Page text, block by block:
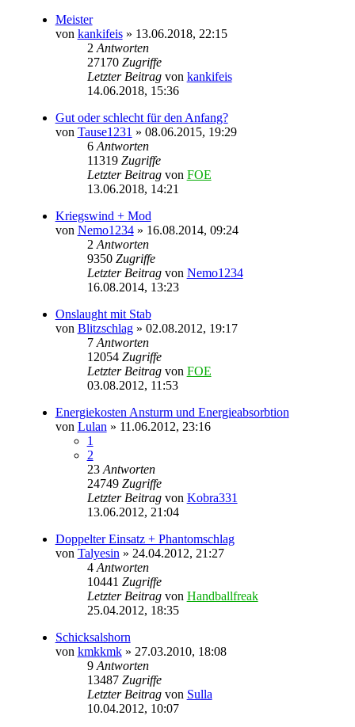
Meister
von kankifeis» 13.06.2018, 22:15
2 Antworten
27170 Zugriffe
Letzter Beitrag von kankifeis
14.06.2018, 15:36
Gut oder schlecht für den Anfang?
von Tause1231 » 08.06.2015, 19:29
6 Antworten
11319 Zugriffe
Letzter Beitrag von FOE
13.06.2018, 14:21
Kriegswind + Mod
von Nemo1234» 16.08.2014, 09:24
2 Antworten
9350 Zugriffe
Letzter Beitrag von Nemo1234
16.08.2014, 13:23
Onslaught mit Stab
von Blitzschlag» 02.08.2012, 19:17
7 Antworten
12054 Zugriffe
Letzter Beitrag von FOE
03.08.2012, 11:53
Energiekosten Ansturm und Energieabsorbtion
von Lulan » 11.06.2012, 23:16
1
2
23 Antworten
24749 Zugriffe
Letzter Beitrag von Kobra331
13.06.2012, 21:04
Doppelter Einsatz + Phantomschlag
von Talyesin » 24.04.2012, 21:27
4 Antworten
10441 Zugriffe
Letzter Beitrag von Handballfreak
25.04.2012, 18:35
Schicksalshorn
von kmkkmk» 27.03.2010, 18:08
9 Antworten
13487 Zugriffe
Letzter Beitrag von Sulla
10.04.2012, 10:07